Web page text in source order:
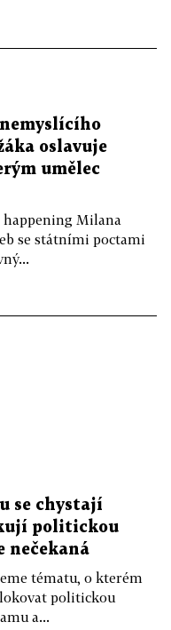
oslavuje
umělec
Milana
se státními poctami
se chystají
politickou
nečekaná
tématu, o kterém
politickou
a...